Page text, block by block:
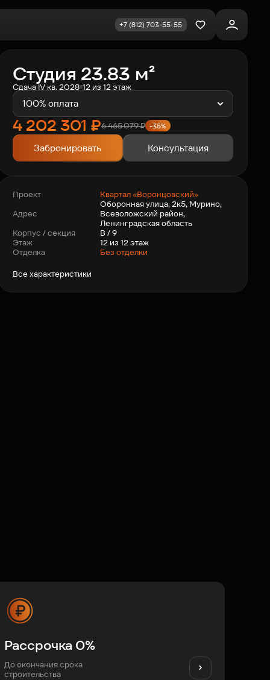
+7 (812) 703-55-55
Студия 23.83 м²
Сдача IV кв. 2028 12 из 12 этаж
100% оплата
4 202 301 ₽6 465 079₽ -35%
Забронировать Консультация
Проект
Квартал «Воронцовский»
Адрес
Оборонная улица, 2к5, Мурино,
Всеволожский район,
Ленинградская область
Корпус / секция
В / 9
Этаж
12 из 12 этаж
Отделка
Без отделки
Все характеристики
Рассрочка 0%
До окончания срока
строительства